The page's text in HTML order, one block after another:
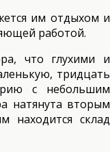
им отдыхом и
работой.
что глухими и
тридцать
с небольшим
натянута вторым
находится склад